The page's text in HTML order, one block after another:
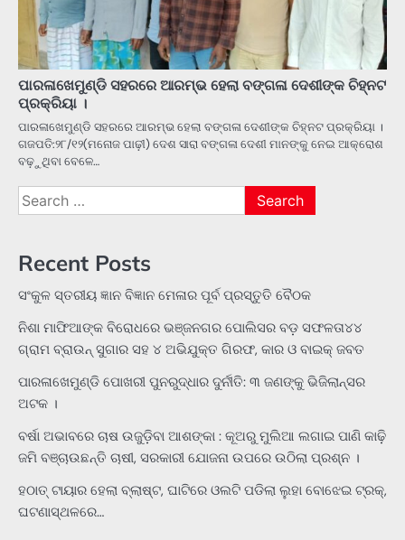
ପାରଳାଖେମୁଣ୍ଡି ସହରରେ ଆରମ୍ଭ ହେଲା ବଙ୍ଗଳା ଦେଶୀଙ୍କ ଚିହ୍ନଟ
ପ୍ରକ୍ରିୟା ।
ପାରଳାଖେମୁଣ୍ଡି ସହରରେ ଆରମ୍ଭ ହେଲା ବଙ୍ଗଳା ଦେଶୀଙ୍କ ଚିହ୍ନଟ ପ୍ରକ୍ରିୟା ।
ଗଜପତି:୨୮/୧୨(ମନୋଜ ପାଢ଼ୀ) ଦେଶ ସାରା ବଙ୍ଗଳା ଦେଶୀ ମାନଙ୍କୁ ନେଇ ଆକ୍ରୋଶ
ବଢ଼ୁଥିବା ବେଳେ…
Search
for:
Recent Posts
ସଂକୁଳ ସ୍ତରୀୟ ଜ୍ଞାନ ବିଜ୍ଞାନ ମେଳାର ପୂର୍ବ ପ୍ରସ୍ତୁତି ବୈଠକ
ନିଶା ମାଫିଆଙ୍କ ବିରୋଧରେ ଭଞ୍ଜନଗର ପୋଲିସର ବଡ଼ ସଫଳତା୪୪
ଗ୍ରାମ ବ୍ରାଉନ୍ ସୁଗାର ସହ ୪ ଅଭିଯୁକ୍ତ ଗିରଫ, କାର ଓ ବାଇକ୍ ଜବତ
ପାରଳାଖେମୁଣ୍ଡି ପୋଖରୀ ପୁନରୁଦ୍ଧାର ଦୁର୍ନୀତି: ୩ ଜଣଙ୍କୁ ଭିଜିଲାନ୍ସର
ଅଟକ ।
ବର୍ଷା ଅଭାବରେ ଚାଷ ଉଜୁଡ଼ିବା ଆଶଙ୍କା : କୂଅରୁ ମୁଲିଆ ଲଗାଇ ପାଣି କାଢ଼ି
ଜମି ବଞ୍ଚାଉଛନ୍ତି ଚାଷୀ, ସରକାରୀ ଯୋଜନା ଉପରେ ଉଠିଲା ପ୍ରଶ୍ନ ।
ହଠାତ୍‌ ଟାୟାର ହେଲା ବ୍ଲାଷ୍ଟ, ଘାଟିରେ ଓଲଟି ପଡିଲା ଲୁହା ବୋଝେଇ ଟ୍ରକ୍‌,
ଘଟଣାସ୍ଥଳରେ…